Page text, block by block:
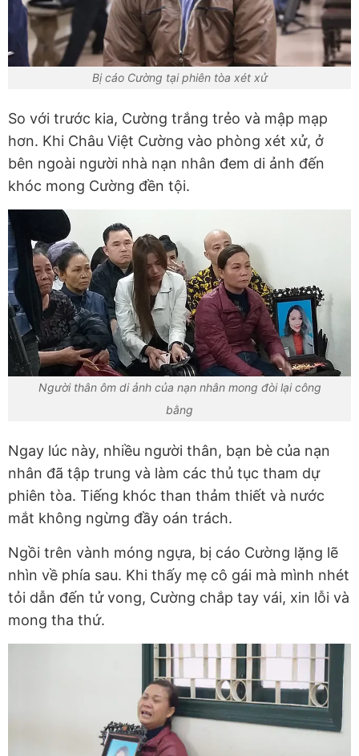
Bị cáo Cường tại phiên tòa xét xử
So với trước kia, Cường trắng trẻo và mập mạp
hơn. Khi Châu Việt Cường vào phòng xét xử, ở
bên ngoài người nhà nạn nhân đem di ảnh đến
khóc mong Cường đền tội.
Người thân ôm di ảnh của nạn nhân mong đòi lại công
bằng
Ngay lúc này, nhiều người thân, bạn bè của nạn
nhân đã tập trung và làm các thủ tục tham dự
phiên tòa. Tiếng khóc than thảm thiết và nước
mắt không ngừng đầy oán trách.
Ngồi trên vành móng ngựa, bị cáo Cường lặng lẽ
nhìn về phía sau. Khi thấy mẹ cô gái mà mình nhét
tỏi dẫn đến tử vong, Cường chắp tay vái, xin lỗi và
mong tha thứ.